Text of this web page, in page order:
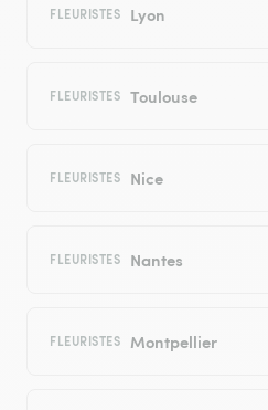
FLEURISTES Lyon
FLEURISTES Toulouse
FLEURISTES Nice
FLEURISTES Nantes
FLEURISTES Montpellier